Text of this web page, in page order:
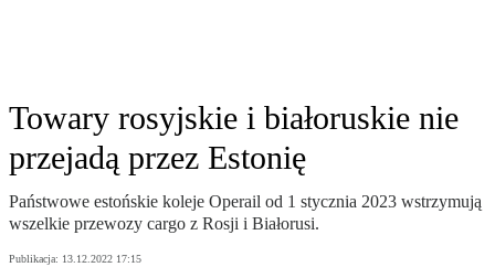
Towary rosyjskie i białoruskie nie
przejadą przez Estonię
Państwowe estońskie koleje Operail od 1 stycznia 2023 wstrzymują
wszelkie przewozy cargo z Rosji i Białorusi.
Publikacja: 13.12.2022 17:15